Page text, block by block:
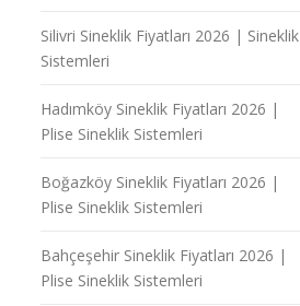
Silivri Sineklik Fiyatları 2026 | Sineklik
Sistemleri
Hadımköy Sineklik Fiyatları 2026 |
Plise Sineklik Sistemleri
Boğazköy Sineklik Fiyatları 2026 |
Plise Sineklik Sistemleri
Bahçeşehir Sineklik Fiyatları 2026 |
Plise Sineklik Sistemleri